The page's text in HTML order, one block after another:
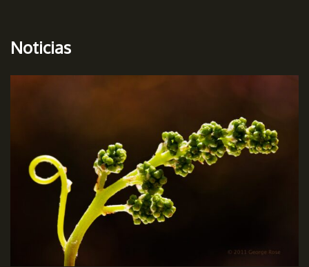
Noticias